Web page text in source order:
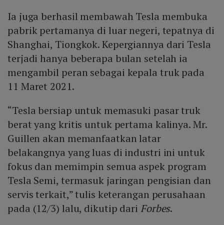
Ia juga berhasil membawah Tesla membuka
pabrik pertamanya di luar negeri, tepatnya di
Shanghai, Tiongkok. Kepergiannya dari Tesla
terjadi hanya beberapa bulan setelah ia
mengambil peran sebagai kepala truk pada
11 Maret 2021.
“Tesla bersiap untuk memasuki pasar truk
berat yang kritis untuk pertama kalinya. Mr.
Guillen akan memanfaatkan latar
belakangnya yang luas di industri ini untuk
fokus dan memimpin semua aspek program
Tesla Semi, termasuk jaringan pengisian dan
servis terkait,” tulis keterangan perusahaan
pada (12/3) lalu, dikutip dari Forbes.